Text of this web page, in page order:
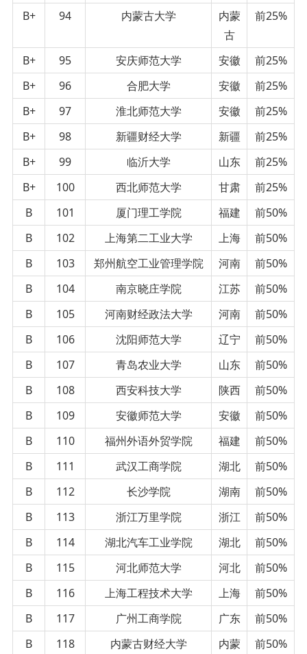
B+
94 内蒙古大学
内蒙
古
前25%
B+ 95 安庆师范大学 安徽
前25%
B+
96 合肥大学 安徽
前25%
B+
97 淮北师范大学 安徽
前25%
B+
98 新疆财经大学 新疆
前25%
B+
99 临沂大学 山东
前25%
B+
100 西北师范大学 甘肃
前25%
B
101 厦门理工学院 福建
前50%
B
102 上海第二工业大学 上海
前50%
B
103 郑州航空工业管理学院 河南
前50%
B
104 南京晓庄学院 江苏
前50%
B
105 河南财经政法大学 河南
前50%
B
106 沈阳师范大学 辽宁
前50%
B
107 青岛农业大学 山东
前50%
B
108 西安科技大学 陕西
前50%
B
109 安徽师范大学 安徽
前50%
B
110 福州外语外贸学院 福建
前50%
B
111 武汉工商学院 湖北
前50%
B
112 长沙学院 湖南
前50%
B
113 浙江万里学院 浙江
前50%
B
114 湖北汽车工业学院 湖北
前50%
B
115 河北师范大学 河北
前50%
B
116 上海工程技术大学 上海
前50%
B
117 广州工商学院 广东
前50%
B
118 内蒙古财经大学
内蒙
前50%